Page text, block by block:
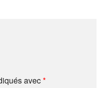
avec*